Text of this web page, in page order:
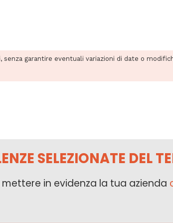
garantire eventuali variazioni di date o
SELEZIONATE DEL
mettere in evidenza la tua azienda